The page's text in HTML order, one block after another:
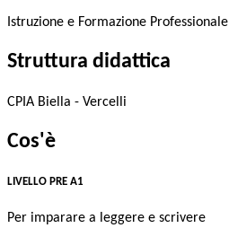
Istruzione e Formazione Professionale
Struttura didattica
CPIA Biella - Vercelli
Cos'è
LIVELLO PRE A1
Per imparare a leggere e scrivere